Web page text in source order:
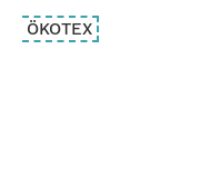
Zum
Ende
ÖKOTEX